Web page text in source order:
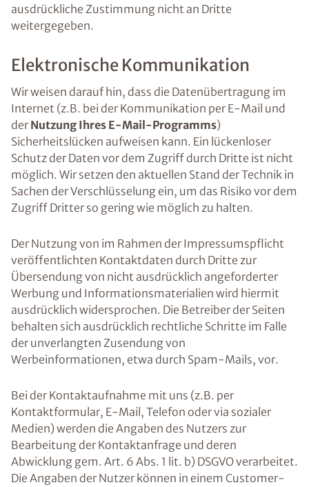
ausdrückliche Zustimmung nicht an Dritte
weitergegeben.
Elektronische Kommunikation
Wir weisen darauf hin, dass die Datenübertragung im
Internet (z.B. bei der Kommunikation per E-Mail und
der Nutzung Ihres E-Mail-Programms)
Sicherheitslücken aufweisen kann. Ein lückenloser
Schutz der Daten vor dem Zugriff durch Dritte ist nicht
möglich. Wir setzen den aktuellen Stand der Technik in
Sachen der Verschlüsselung ein, um das Risiko vor dem
Zugriff Dritter so gering wie möglich zu halten.
Der Nutzung von im Rahmen der Impressumspflicht
veröffentlichten Kontaktdaten durch Dritte zur
Übersendung von nicht ausdrücklich angeforderter
Werbung und Informationsmaterialien wird hiermit
ausdrücklich widersprochen. Die Betreiber der Seiten
behalten sich ausdrücklich rechtliche Schritte im Falle
der unverlangten Zusendung von
Werbeinformationen, etwa durch Spam-Mails, vor.
Bei der Kontaktaufnahme mit uns (z.B. per
Kontaktformular, E-Mail, Telefon oder via sozialer
Medien) werden die Angaben des Nutzers zur
Bearbeitung der Kontaktanfrage und deren
Abwicklung gem. Art. 6 Abs. 1 lit. b) DSGVO verarbeitet.
Die Angaben der Nutzer können in einem Customer-